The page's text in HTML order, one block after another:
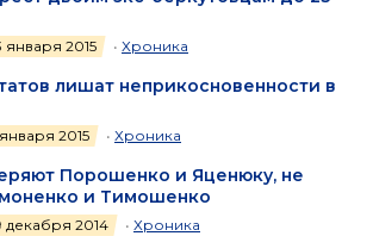
января 2015 • Хроника
лишат неприкосновенности в
2015 • Хроника
Порошенко и Яценюку, не
и Тимошенко
декабря 2014 • Хроника